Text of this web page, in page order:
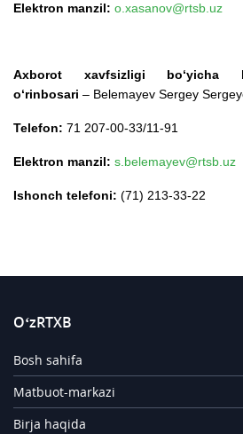
Elektron manzil: o.xasanov@rtsb.uz
Axborot xavfsizligi bo‘yicha
o‘rinbosari – Belemayev Sergey
Telefon: 71 207-00-33/11-91
Elektron manzil: s.belemayev@rtsb.uz
Ishonch telefoni: (71) 213-33-22
O‘zRTXB
Bosh sahifa
Matbuot-markazi
Birja haqida